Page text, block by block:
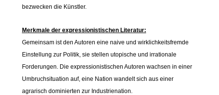
bezwecken die Künstler.
Merkmale der expressionistischen Literatur:
Gemeinsam ist den Autoren eine naive und wirklichkeitsfremde
Einstellung zur Politik, sie stellen utopische und irrationale
Forderungen. Die expressionistischen Autoren wachsen in einer
Umbruchsituation auf, eine Nation wandelt sich aus einer
agrarisch dominierten zur Industrienation.